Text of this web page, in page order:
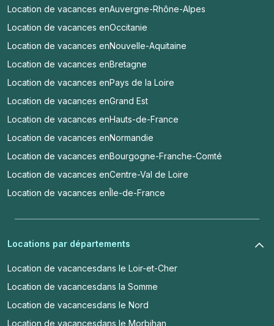
Location de vacances enAuvergne-Rhône-Alpes
Location de vacances enOccitanie
Location de vacances enNouvelle-Aquitaine
Location de vacances enBretagne
Location de vacances enPays de la Loire
Location de vacances enGrand Est
Location de vacances enHauts-de-France
Location de vacances enNormandie
Location de vacances enBourgogne-Franche-Comté
Location de vacances enCentre-Val de Loire
Location de vacances enÎle-de-France
Locations par départements
Location de vacancesdans le Loir-et-Cher
Location de vacancesdans la Somme
Location de vacancesdans le Nord
Location de vacancesdans le Morbihan